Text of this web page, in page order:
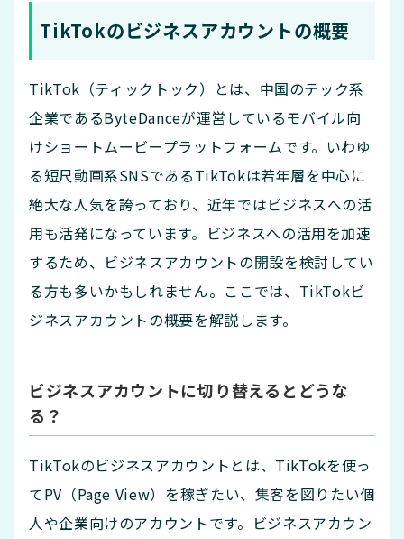
TikTokのビジネスアカウントの概要
TikTok（ティックトック）とは、中国のテック系
企業であるByteDanceが運営しているモバイル向
けショートムービープラットフォームです。いわゆ
る短尺動画系SNSであるTikTokは若年層を中心に
絶大な人気を誇っており、近年ではビジネスへの活
用も活発になっています。ビジネスへの活用を加速
するため、ビジネスアカウントの開設を検討してい
る方も多いかもしれません。ここでは、TikTokビ
ジネスアカウントの概要を解説します。
ビジネスアカウントに切り替えるとどうな
る？
TikTokのビジネスアカウントとは、TikTokを使っ
てPV（Page View）を稼ぎたい、集客を図りたい個
人や企業向けのアカウントです。ビジネスアカウン